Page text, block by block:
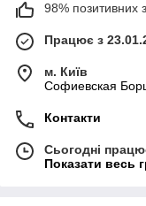
98% позитивних з
Працює з
м. Київ
Софиевская
Контакти
Сьогодні
Показати весь